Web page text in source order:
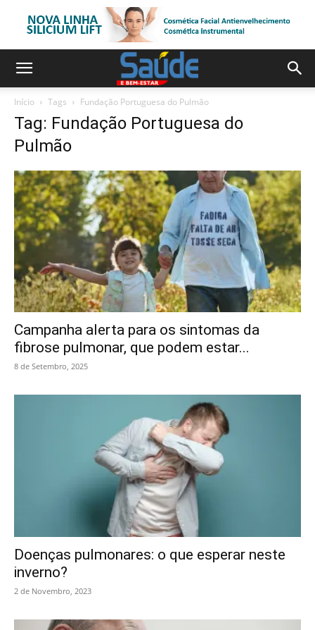
Início Tags Fundação Portuguesa do Pulmão
Tag: Fundação Portuguesa do
Pulmão
Campanha alerta para os sintomas da
fibrose pulmonar, que podem estar...
8 de Setembro, 2025
Doenças pulmonares: o que esperar neste
inverno?
2 de Novembro, 2023